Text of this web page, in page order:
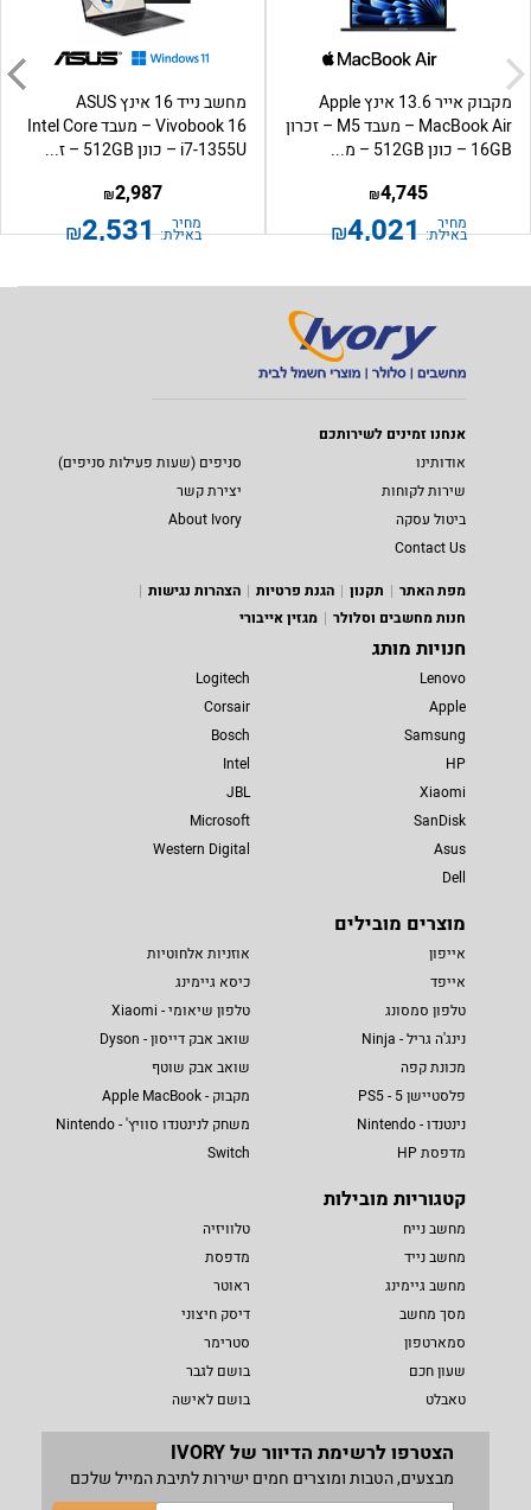
מקבוק אייר 13.6 אינץ Apple
MacBook Air – מעבד M5 – זכרון
16GB – כונן 512GB – מ...
4,745
₪
מחיר
באילת: 4,021
₪
מחשב נייד 16 אינץ ASUS
Vivobook 16 – מעבד Intel Core
i7-1355U – כונן 512GB – ז...
2,987
₪
מחיר
באילת: 2,531
₪
אנחנו זמינים לשירותכם
אודותינו
סניפים (שעות פעילות סניפים)
שירות לקוחות
יצירת קשר
ביטול עסקה
About Ivory
Contact Us
מפת האתר
תקנון הגנת פרטיות
הצהרות נגישות
חנות מחשבים וסלולר
מגזין אייבורי
חנויות מותג
Lenovo
Apple
Samsung
HP
Xiaomi
SanDisk
Asus
Dell
Logitech
Corsair
Bosch
Intel
JBL
Microsoft
Western Digital
מוצרים מובילים
אייפון
אייפד
טלפון סמסונג
נינג'ה גריל - Ninja
מכונת קפה
פלסטיישן 5 - PS5
נינטנדו - Nintendo
מדפסת HP
אוזניות אלחוטיות
כיסא גיימינג
טלפון שיאומי - Xiaomi
שואב אבק דייסון - Dyson
שואב אבק שוטף
מקבוק - Apple MacBook
משחק לנינטנדו סוויץ' - Nintendo
Switch
קטגוריות מובילות
מחשב נייח
מחשב נייד
מחשב גיימינג
מסך מחשב
סמארטפון
שעון חכם
טאבלט
טלוויזיה
מדפסת
ראוטר
דיסק חיצוני
סטרימר
בושם לגבר
בושם לאישה
הצטרפו לרשימת הדיוור של IVORY
מבצעים, הטבות ומוצרים חמים ישירות לתיבת המייל שלכם